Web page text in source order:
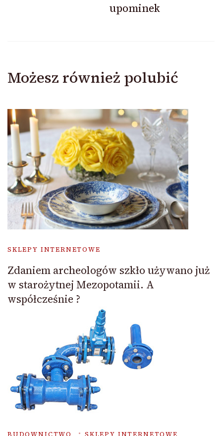
upominek
Możesz również polubić
SKLEPY INTERNETOWE
Zdaniem archeologów szkło używano już
w starożytnej Mezopotamii. A
współcześnie ?
BUDOWNICTWO SKLEPY INTERNETOWE